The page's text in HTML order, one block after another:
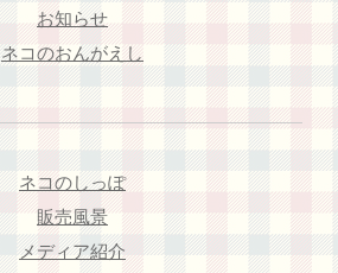
お知らせ
ネコのおんがえし
ネコのしっぽ
販売風景
メディア紹介